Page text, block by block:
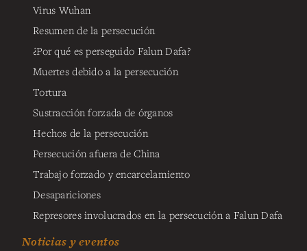
Virus Wuhan
Resumen de la persecución
¿Por qué es perseguido Falun Dafa?
Muertes debido a la persecución
Tortura
Sustracción forzada de órganos
Hechos de la persecución
Persecución afuera de China
Trabajo forzado y encarcelamiento
Desapariciones
Represores involucrados en la persecución a Falun Dafa
Noticias y eventos